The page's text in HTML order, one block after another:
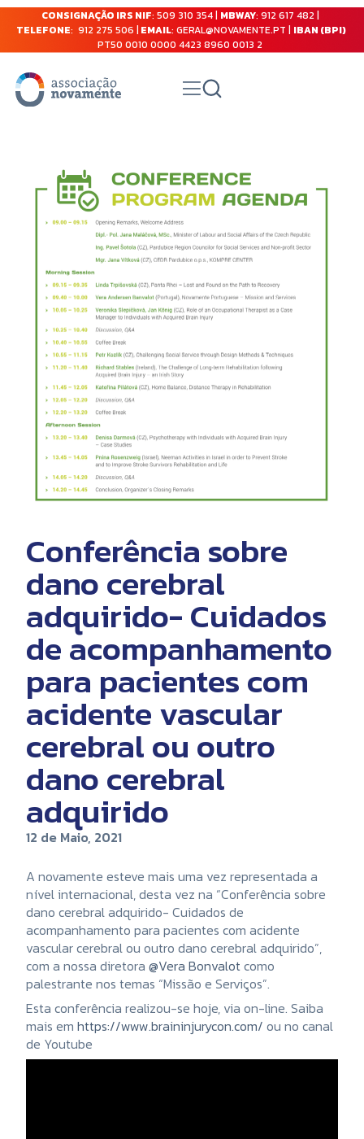
CONSIGNAÇÃO IRS NIF: 509 310 354 | MBWAY: 912 617 482 |
TELEFONE: 912 275 506 | EMAIL: GERAL@NOVAMENTE.PT | IBAN (BPI)
PT50 0010 0000 4423 8960 0013 2
Conferência sobre
dano cerebral
adquirido- Cuidados
de acompanhamento
para pacientes com
acidente vascular
cerebral ou outro
dano cerebral
adquirido
12 de Maio, 2021
A novamente esteve mais uma vez representada a
nível internacional, desta vez na “Conferência sobre
dano cerebral adquirido- Cuidados de
acompanhamento para pacientes com acidente
vascular cerebral ou outro dano cerebral adquirido”,
com a nossa diretora @Vera Bonvalotcomo
palestrante nos temas “Missão e Serviços”.
Esta conferência realizou-se hoje, via on-line. Saiba
mais em https://www.braininjurycon.com/ ou no canal
de Youtube